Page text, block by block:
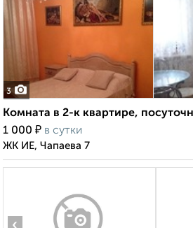
3
Комната в 2-к квартире,
1 000 ₽ в сутки
ЖК ИЕ, Чапаева 7